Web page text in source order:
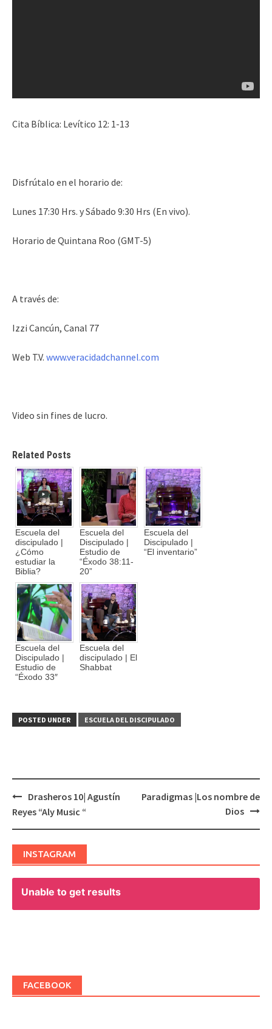
Cita Bíblica: Levítico 12: 1-13
Disfrútalo en el horario de:
Lunes 17:30 Hrs. y Sábado 9:30 Hrs (En vivo).
Horario de Quintana Roo (GMT-5)
A través de:
Izzi Cancún, Canal 77
Web T.V. www.veracidadchannel.com
Video sin fines de lucro.
Related Posts
Escuela del
discipulado |
¿Cómo
estudiar la
Biblia?
Escuela del
Discipulado |
Estudio de
“Éxodo 38:11-
20”
Escuela del
Discipulado |
“El inventario”
Escuela del
Discipulado |
Estudio de
“Éxodo 33″
Escuela del
discipulado | El
Shabbat
POSTED UNDER ESCUELA DEL DISCIPULADO
Post
navigation
Drasheros 10| Agustín
Reyes “Aly Music “
Paradigmas |Los nombre de
Dios
INSTAGRAM
Unable to get results
FACEBOOK